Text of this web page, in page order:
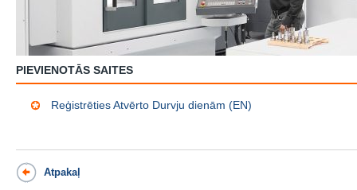
PIEVIENOTĀS SAITES
Reģistrēties Atvērto Durvju dienām (EN)
Atpakaļ